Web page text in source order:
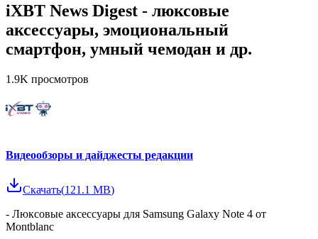
iXBT News Digest - люксовые
аксессуары, эмоциональный
смартфон, умный чемодан и др.
1.9K просмотров
Видеообзоры и дайджесты редакции
Скачать(121.1 MB)
- Люксовые аксессуары для Samsung Galaxy Note 4 от
Montblanc